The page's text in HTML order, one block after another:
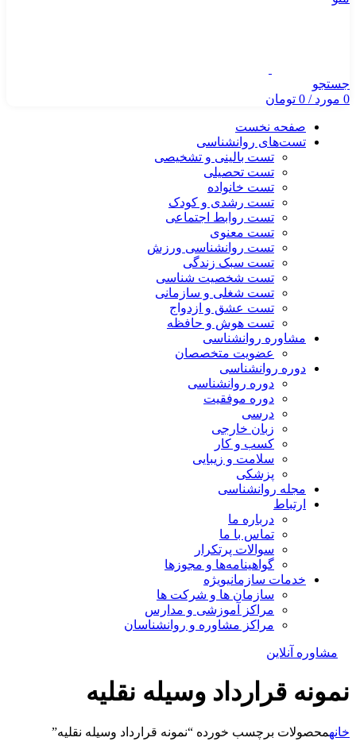
جستجو
0 مورد/
0 تومان
صفحه نخست
تست‌های روانشناسی
تست بالینی و تشخیصی
تست تحصیلی
تست خانواده
تست رشدی و کودک
تست روابط اجتماعی
تست معنوی
تست روانشناسی ورزش
تست سبک زندگی
تست شخصیت شناسی
تست شغلی و سازمانی
تست عشق و ازدواج
تست هوش و حافظه
مشاوره روانشناسی
عضویت متخصصان
دوره روانشناسی
دوره روانشناسی
دوره موفقیت
درسی
زبان خارجی
کسب و کار
سلامت و زیبایی
پزشکی
مجله روانشناسی
ارتباط
درباره ما
تماس با ما
سوالات پرتکرار
گواهینامه‌ها و مجوزها
خدمات سازمانیویژه
سازمان ها و شرکت ها
مراکز آموزشی و مدارس
مراکز مشاوره و روانشناسان
مشاوره آنلاین
نمونه قرارداد وسیله نقلیه
خانهمحصولات برچسب خورده “نمونه قرارداد وسیله نقلیه”